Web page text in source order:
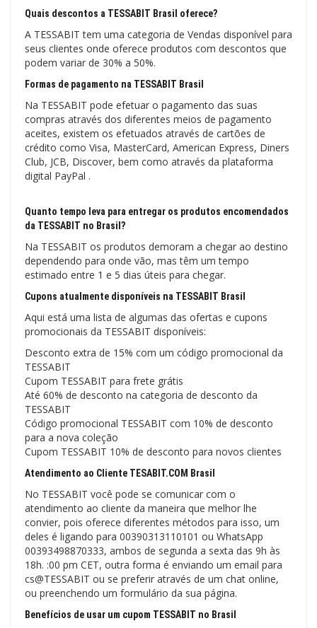
Quais descontos a TESSABIT Brasil oferece?
A TESSABIT tem uma categoria de Vendas disponível para
seus clientes onde oferece produtos com descontos que
podem variar de 30% a 50%.
Formas de pagamento na TESSABIT Brasil
Na TESSABIT pode efetuar o pagamento das suas
compras através dos diferentes meios de pagamento
aceites, existem os efetuados através de cartões de
crédito como Visa, MasterCard, American Express, Diners
Club, JCB, Discover, bem como através da plataforma
digital PayPal .
Quanto tempo leva para entregar os produtos encomendados
da TESSABIT no Brasil?
Na TESSABIT os produtos demoram a chegar ao destino
dependendo para onde vão, mas têm um tempo
estimado entre 1 e 5 dias úteis para chegar.
Cupons atualmente disponíveis na TESSABIT Brasil
Aqui está uma lista de algumas das ofertas e cupons
promocionais da TESSABIT disponíveis:
Desconto extra de 15% com um código promocional da
TESSABIT
Cupom TESSABIT para frete grátis
Até 60% de desconto na categoria de desconto da
TESSABIT
Código promocional TESSABIT com 10% de desconto
para a nova coleção
Cupom TESSABIT 10% de desconto para novos clientes
Atendimento ao Cliente TESABIT.COM Brasil
No TESSABIT você pode se comunicar com o
atendimento ao cliente da maneira que melhor lhe
convier, pois oferece diferentes métodos para isso, um
deles é ligando para 00390313110101 ou WhatsApp
00393498870333, ambos de segunda a sexta das 9h às
18h. :00 pm CET, outra forma é enviando um email para
cs@TESSABIT ou se preferir através de um chat online,
ou preenchendo um formulário da sua página.
Benefícios de usar um cupom TESSABIT no Brasil